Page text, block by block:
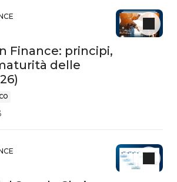
Finance: principi,
delle